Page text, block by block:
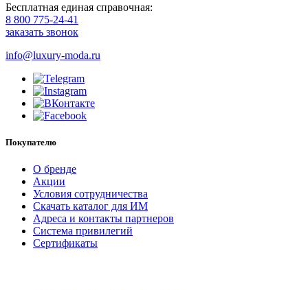
Бесплатная единая справочная:
8 800 775-24-41
заказать звонок
info@luxury-moda.ru
Покупателю
О бренде
Акции
Условия сотрудничества
Скачать каталог для ИМ
Адреса и контакты партнеров
Система привилегий
Сертификаты